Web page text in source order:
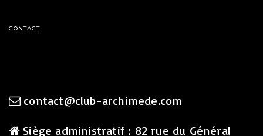
CONTACT
contact@club-archimede.com
Siège administratif : 82 rue du Général